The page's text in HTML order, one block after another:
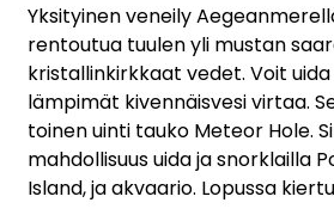
Yksityinen veneily
rentoutua tuulen yli mustan
kristallinkirkkaat vedet. Voit uida
lämpimät kivennäisvesi virtaa.
toinen uinti tauko Meteor Hole.
mahdollisuus uida ja snorklailla
Island, ja akvaario. Lopussa